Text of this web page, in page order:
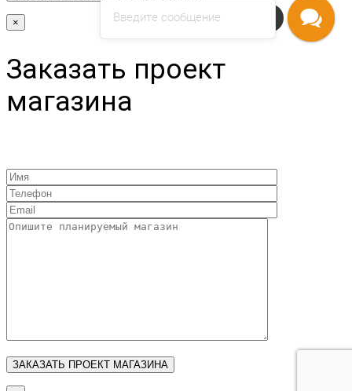
×
Заказать проект
магазина
Напишите нам
Введите сообщение